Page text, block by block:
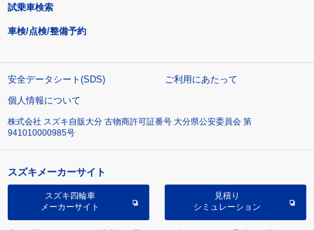
試乗車検索
車検/点検/整備予約
安全データシート(SDS)
ご利用にあたって
個人情報について
株式会社 スズキ自販大分 古物商許可証番号 大分県公安委員会 第
941010000985号
スズキメーカーサイト
スズキ四輪車
メーカーサイト
見積り
シミュレーション